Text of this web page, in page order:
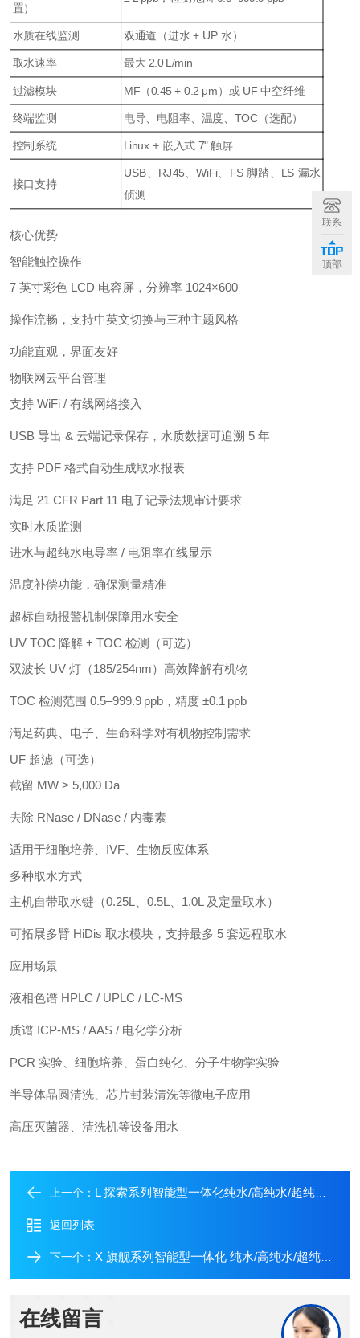
置）
水质在线监测 双通道（进水 + UP 水）
取水速率 最大 2.0 L/min
过滤模块 MF（0.45 + 0.2 μm）或 UF 中空纤维
终端监测 电导、电阻率、温度、TOC（选配）
控制系统 Linux + 嵌入式 7" 触屏
接口支持
USB、RJ45、WiFi、FS 脚踏、LS 漏水
侦测
核心优势
智能触控操作
7 英寸彩色 LCD 电容屏，分辨率 1024×600
操作流畅，支持中英文切换与三种主题风格
功能直观，界面友好
物联网云平台管理
支持 WiFi / 有线网络接入
USB 导出 & 云端记录保存，水质数据可追溯 5 年
支持 PDF 格式自动生成取水报表
满足 21 CFR Part 11 电子记录法规审计要求
实时水质监测
进水与超纯水电导率 / 电阻率在线显示
温度补偿功能，确保测量精准
超标自动报警机制保障用水安全
UV TOC 降解 + TOC 检测（可选）
双波长 UV 灯（185/254nm）高效降解有机物
TOC 检测范围 0.5–999.9 ppb，精度 ±0.1 ppb
满足药典、电子、生命科学对有机物控制需求
UF 超滤（可选）
截留 MW > 5,000 Da
去除 RNase / DNase / 内毒素
适用于细胞培养、IVF、生物反应体系
多种取水方式
主机自带取水键（0.25L、0.5L、1.0L 及定量取水）
可拓展多臂 HiDis 取水模块，支持最多 5 套远程取水
应用场景
液相色谱 HPLC / UPLC / LC-MS
质谱 ICP-MS / AAS / 电化学分析
PCR 实验、细胞培养、蛋白纯化、分子生物学实验
半导体晶圆清洗、芯片封装清洗等微电子应用
高压灭菌器、清洗机等设备用水
上一个： L 探索系列智能型一体化纯水/高纯水/超纯水系统
返回列表
下一个： X 旗舰系列智能型一体化 纯水/高纯水/超纯水系统
在线留言
联系
顶部